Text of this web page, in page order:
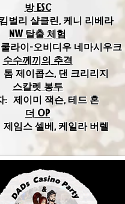
방 ESC
킴벌리 샬클린, 케니 리베라
NW 탈출 체험
라이-오비디우 네마시우크
수수께끼의 추격
톰 제이콥스, 댄 크리리지
스칼렛 봉투
: 제이미 잭슨, 테드 혼
더 OP
제임스 셀베, 케일라 버렐